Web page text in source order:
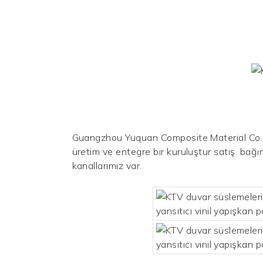
Guangzhou Yuquan Composite Material
üretim ve entegre bir kuruluştur satış.
kanallarımız var.